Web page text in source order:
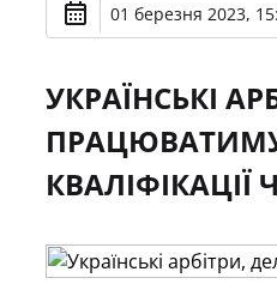
01 березня 2023,
УКРАЇНСЬКІ
КВАЛІФІКАЦІЇ